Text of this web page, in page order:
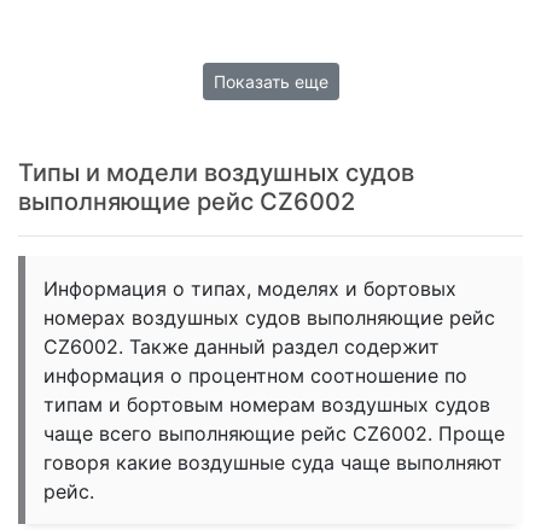
Показать еще
Типы и модели воздушных судов
выполняющие рейс CZ6002
Информация о типах, моделях и бортовых
номерах воздушных судов выполняющие рейс
CZ6002. Также данный раздел содержит
информация о процентном соотношение по
типам и бортовым номерам воздушных судов
чаще всего выполняющие рейс CZ6002. Проще
говоря какие воздушные суда чаще выполняют
рейс.